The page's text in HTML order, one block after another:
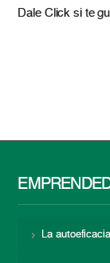
Dale Click si te
La